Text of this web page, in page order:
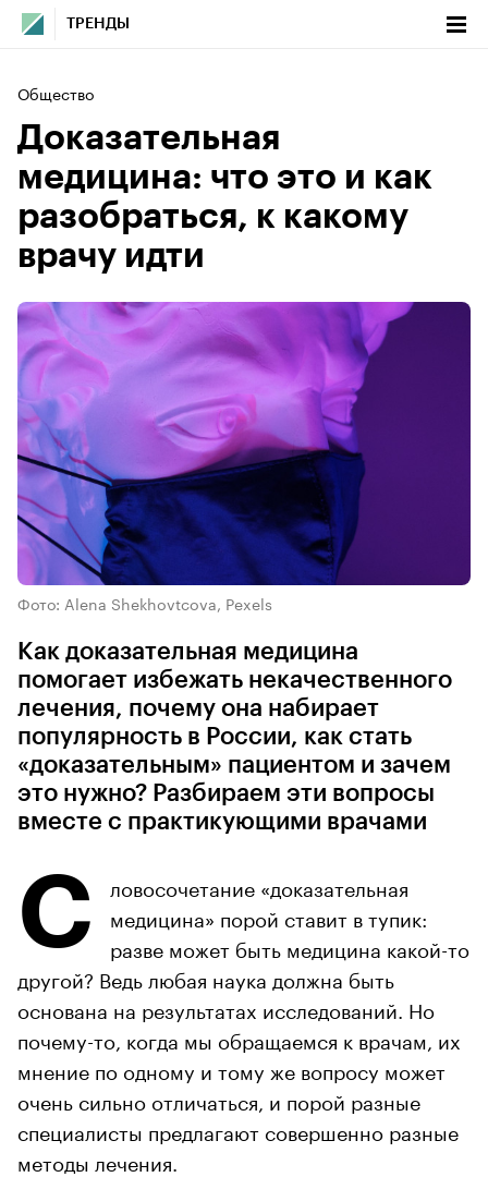
ТРЕНДЫ
Общество
Доказательная
медицина: что это и как
разобраться, к какому
врачу идти
Фото: Alena Shekhovtcova, Pexels
Как доказательная медицина
помогает избежать некачественного
лечения, почему она набирает
популярность в России, как стать
«доказательным» пациентом и зачем
это нужно? Разбираем эти вопросы
вместе с практикующими врачами
С
ловосочетание «доказательная
медицина» порой ставит в тупик:
разве может быть медицина какой-то
другой? Ведь любая наука должна быть
основана на результатах исследований. Но
почему-то, когда мы обращаемся к врачам, их
мнение по одному и тому же вопросу может
очень сильно отличаться, и порой разные
специалисты предлагают совершенно разные
методы лечения.